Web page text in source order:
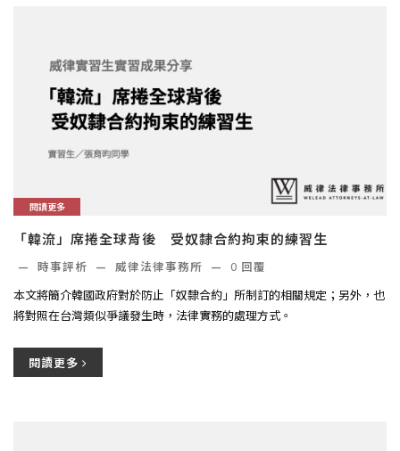
閱讀更多
「韓流」席捲全球背後 受奴隸合約拘束的練習生
— 時事評析 — 威律法律事務所 — 0 回覆
本文將簡介韓國政府對於防止「奴隸合約」所制訂的相關規定；另外，也
將對照在台灣類似爭議發生時，法律實務的處理方式。
閱讀更多